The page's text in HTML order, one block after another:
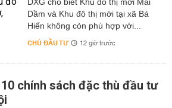
Dầm và Khu đô thị mới tại xã Bá
Hiến không còn phù hợp với...
CHỦ ĐẦU TƯ 12 giờ trước
chính sách đặc thù đầu tư